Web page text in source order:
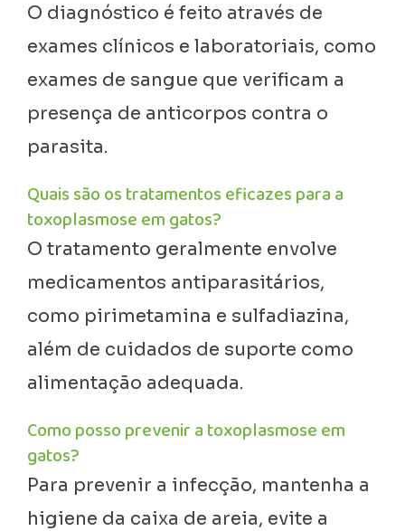
O diagnóstico é feito através de
exames clínicos e laboratoriais, como
exames de sangue que verificam a
presença de anticorpos contra o
parasita.
Quais são os tratamentos eficazes para a
toxoplasmose em gatos?
O tratamento geralmente envolve
medicamentos antiparasitários,
como pirimetamina e sulfadiazina,
além de cuidados de suporte como
alimentação adequada.
Como posso prevenir a toxoplasmose em
gatos?
Para prevenir a infecção, mantenha a
higiene da caixa de areia, evite a